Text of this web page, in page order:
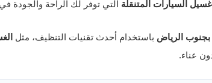
السيارات المتنقلة التي توفر لك الراحة والجودة
الرياض باستخدام أحدث تقنيات التنظيف، مثل
عناء.